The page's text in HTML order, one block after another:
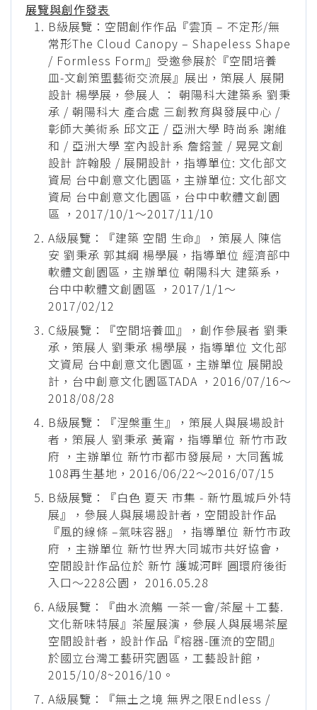
展覽與創作發表
B級展覽：空間創作作品『雲頂 – 不定形/無
常形The Cloud Canopy – Shapeless Shape
/ Formless Form』受邀參展於『空間培養
皿-文創策盟藝術交流展』展出，策展人 展開
設計 楊學展，參展人 ： 朝陽科大建築系 劉秉
承 / 朝陽科大 產合處 三創教育與發展中心 /
彰師大美術系 邱文正 / 亞洲大學 時尚系 謝維
和 / 亞洲大學 室內設計系 詹鎔萱 / 晃晃文創
設計 許翰殷 / 展開設計，指導單位: 文化部文
資局 台中創意文化園區，主辦單位: 文化部文
資局 台中創意文化園區，台中中軟體文創園
區 ，2017/10/1～2017/11/10
A級展覽：『建築 空間 生命』，策展人 陳信
安 劉秉承 郭其綱 楊學展，指導單位 經濟部中
軟體文創園區，主辦單位 朝陽科大 建築系，
台中中軟體文創園區 ，2017/1/1～
2017/02/12
C級展覽：『空間培養皿』，創作參展者 劉秉
承，策展人 劉秉承 楊學展，指導單位 文化部
文資局 台中創意文化園區，主辦單位 展開設
計，台中創意文化園區TADA ，2016/07/16～
2018/08/28
B級展覽：『涅槃重生』，策展人與展場設計
者，策展人 劉秉承 黃甯，指導單位 新竹市政
府 ，主辦單位 新竹市都市發展局，大同舊城
108再生基地，2016/06/22～2016/07/15
B級展覽：『白色 夏天 市集 - 新竹風城戶外特
展』，參展人與展場設計者，空間設計作品
『風的線條 –氣味容器』，指導單位 新竹市政
府 ，主辦單位 新竹世界大同城市共好協會，
空間設計作品位於 新竹 護城河畔 圓環府後街
入口～228公園， 2016.05.28
A級展覽：『曲水流觴 一茶一會/茶屋＋工藝.
文化新味特展』茶屋展演，參展人與展場茶屋
空間設計者，設計作品『榕器-匯流的空間』
於國立台灣工藝研究園區，工藝設計館，
2015/10/8~2016/10。
A級展覽：『無土之境 無界之限Endless /